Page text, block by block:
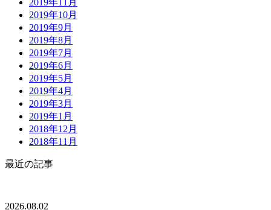
2019年10月
2019年9月
2019年8月
2019年7月
2019年6月
2019年5月
2019年4月
2019年3月
2019年1月
2018年12月
2018年11月
最近の記事
2026.08.02